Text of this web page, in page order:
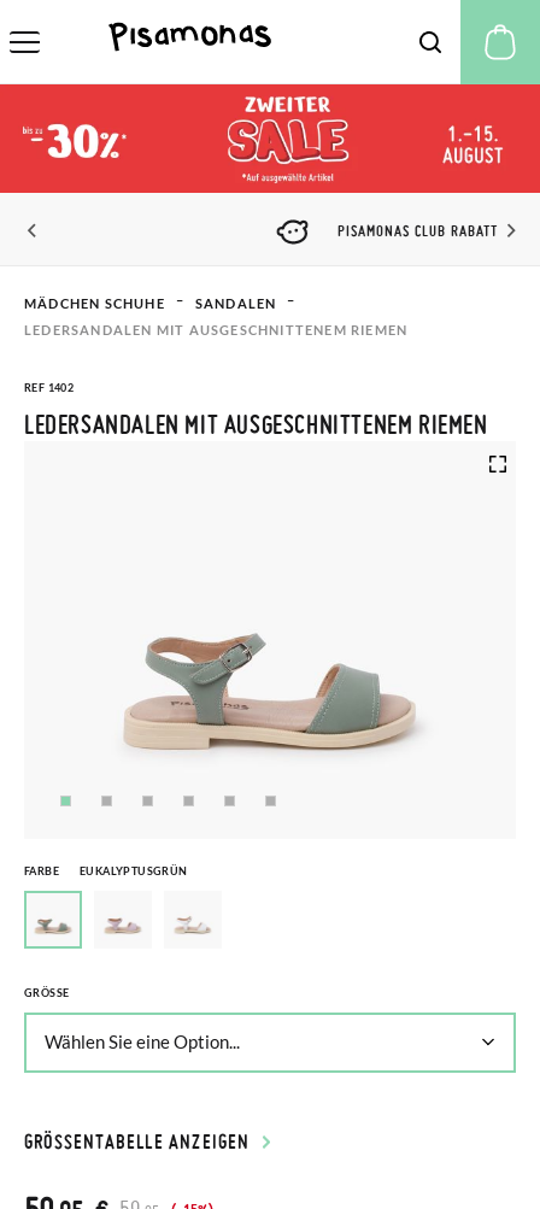
PISAMONAS CLUB RABATT
MÄDCHEN SCHUHE
SANDALEN
LEDERSANDALEN MIT AUSGESCHNITTENEM RIEMEN
REF 1402
LEDERSANDALEN MIT AUSGESCHNITTENEM RIEMEN
FARBE EUKALYPTUSGRÜN
GRÖSSE
GRÖSSENTABELLE ANZEIGEN